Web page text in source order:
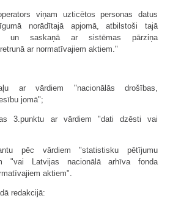
viņam uzticētos personas datus
norādītajā apjomā, atbilstoši tajā
un saskaņā ar sistēmas pārziņa
ar normatīvajiem aktiem."
ar vārdiem "nacionālās drošības,
jomā";
3.punktu ar vārdiem "dati dzēsti vai
pēc vārdiem "statistisku pētījumu
"vai Latvijas nacionālā arhīva fonda
aktiem".
redakcijā: